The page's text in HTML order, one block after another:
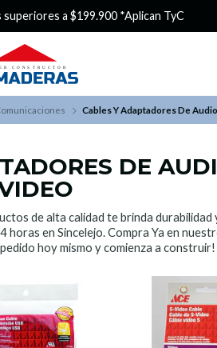
nuestros Descuentazos!
Cables Y Adaptadores De
DE
de alta calidad te brinda durabilidad
horas en Sincelejo. Compra Ya en
hoy mismo y comienza a construir!